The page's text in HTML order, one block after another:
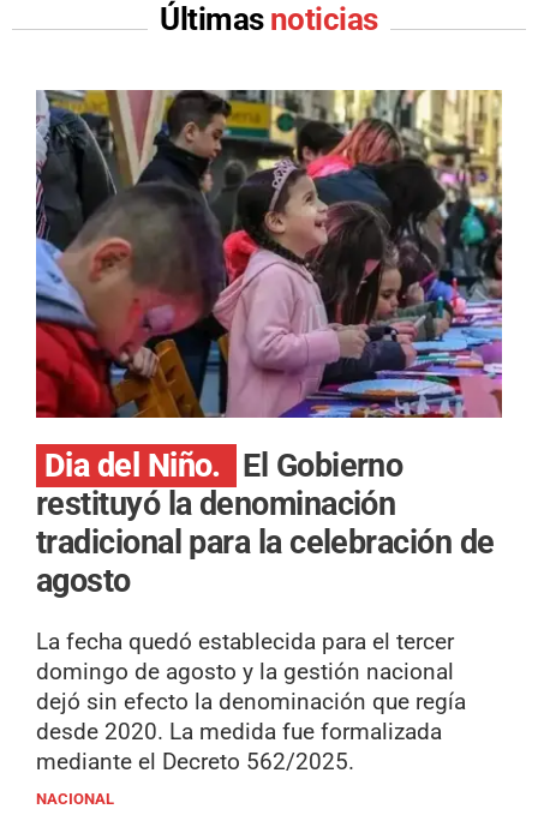
Últimas noticias
Dia del Niño.
El Gobierno
restituyó la denominación
tradicional para la celebración de
agosto
La fecha quedó establecida para el tercer
domingo de agosto y la gestión nacional
dejó sin efecto la denominación que regía
desde 2020. La medida fue formalizada
mediante el Decreto 562/2025.
NACIONAL